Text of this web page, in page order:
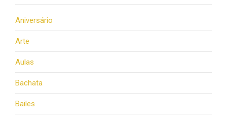
Aniversário
Arte
Aulas
Bachata
Bailes